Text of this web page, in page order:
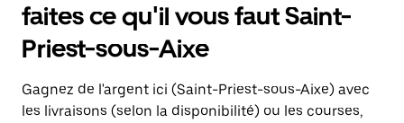
faites ce qu'il vous faut Saint-
Priest-sous-Aixe
Gagnez de l'argent ici (Saint-Priest-sous-Aixe) avec
les livraisons (selon la disponibilité) ou les courses,